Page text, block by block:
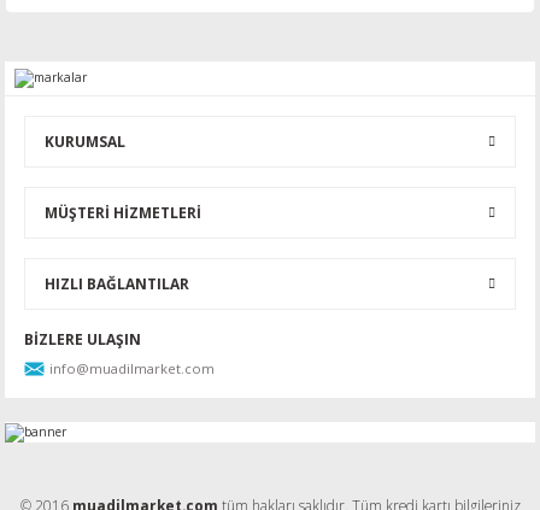
KURUMSAL
MÜŞTERİ HİZMETLERİ
HIZLI BAĞLANTILAR
BİZLERE ULAŞIN
info@muadilmarket.com
© 2016 muadilmarket.com tüm hakları saklıdır. Tüm kredi kartı bilgileriniz